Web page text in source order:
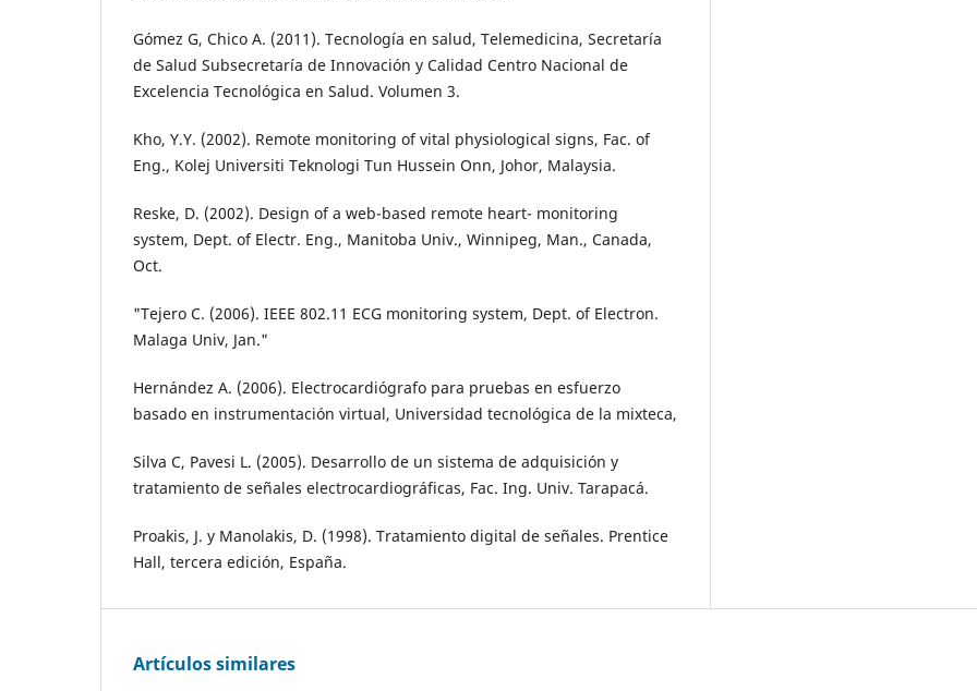
Gómez G, Chico A. (2011). Tecnología en salud, Telemedicina, Secretaría
de Salud Subsecretaría de Innovación y Calidad Centro Nacional de
Excelencia Tecnológica en Salud. Volumen 3.
Kho, Y.Y. (2002). Remote monitoring of vital physiological signs, Fac. of
Eng., Kolej Universiti Teknologi Tun Hussein Onn, Johor, Malaysia.
Reske, D. (2002). Design of a web-based remote heart- monitoring
system, Dept. of Electr. Eng., Manitoba Univ., Winnipeg, Man., Canada,
Oct.
"Tejero C. (2006). IEEE 802.11 ECG monitoring system, Dept. of Electron.
Malaga Univ, Jan."
Hernández A. (2006). Electrocardiógrafo para pruebas en esfuerzo
basado en instrumentación virtual, Universidad tecnológica de la mixteca,
Silva C, Pavesi L. (2005). Desarrollo de un sistema de adquisición y
tratamiento de señales electrocardiográficas, Fac. Ing. Univ. Tarapacá.
Proakis, J. y Manolakis, D. (1998). Tratamiento digital de señales. Prentice
Hall, tercera edición, España.
Artículos similares